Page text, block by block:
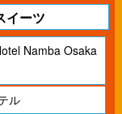
イーツ
Namba Osaka
ル